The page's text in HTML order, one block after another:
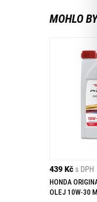
MOHLO
439 Kč s DPH
HONDA
OLEJ 10W-30